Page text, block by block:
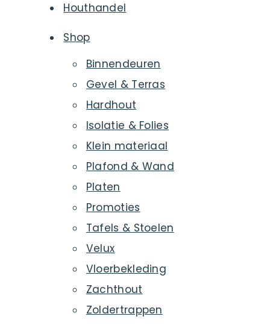
Houthandel
Shop
Binnendeuren
Gevel & Terras
Hardhout
Isolatie & Folies
Klein materiaal
Plafond & Wand
Platen
Promoties
Tafels & Stoelen
Velux
Vloerbekleding
Zachthout
Zoldertrappen